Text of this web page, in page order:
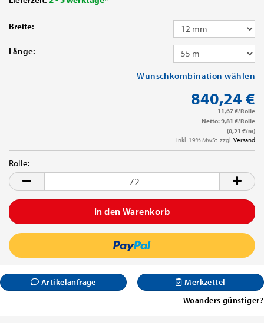
Breite:
Länge:
Wunschkombination wählen
840,24 €
11,67 €/Rolle
Netto: 9,81 €/Rolle
(0,21 €/m)
inkl. 19% MwSt. zzgl. Versand
Rolle:
Rolle
Artikelanfrage
Merkzettel
Woanders günstiger?